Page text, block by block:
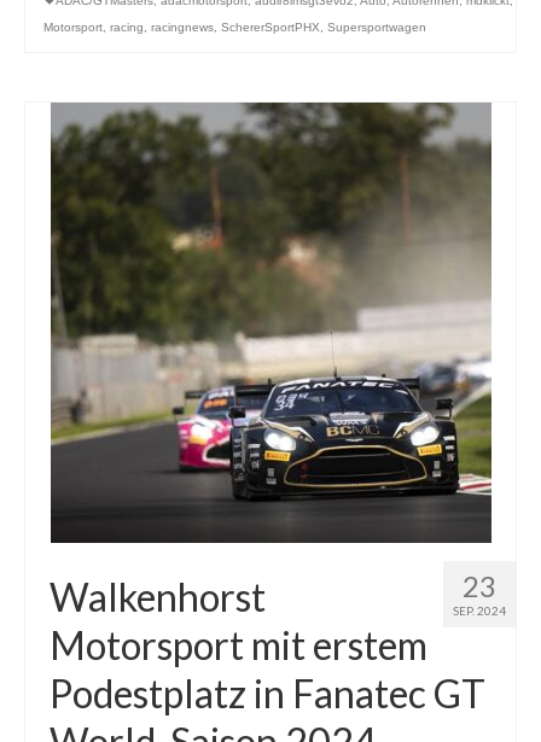
Motorsport, racing, racingnews, SchererSportPHX, Supersportwagen
23
SEP. 2024
Walkenhorst
Motorsport mit erstem
Podestplatz in Fanatec GT